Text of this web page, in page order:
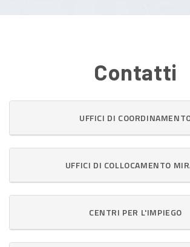
Contatti
UFFICI DI
UFFICI DI COLLOCAMENTO
CENTRI PER L'IMPIEGO